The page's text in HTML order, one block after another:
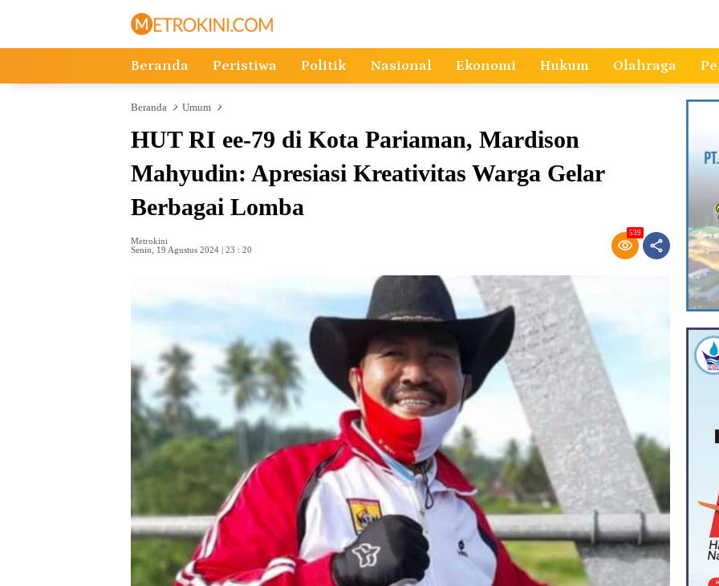
Beranda Peristiwa Politik Nasional Ekonomi Hukum Olahraga
Beranda Umum
HUT RI ee-79 di Kota Pariaman, Mardison
Mahyudin: Apresiasi Kreativitas Warga Gelar
Berbagai Lomba
Metrokini
Senin, 19 Agustus 2024 | 23 : 20
539